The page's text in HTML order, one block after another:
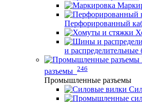
Перфорированный
и распределительные
разъемы 246
Промышленные разъемы